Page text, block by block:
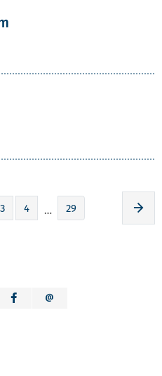
3 4 … 29